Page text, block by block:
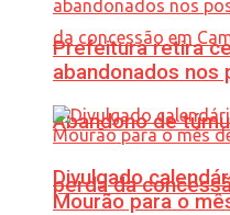
Abandono de
perda da
Prefeitura retira
abandonados nos
Divulgado
Mourão para o